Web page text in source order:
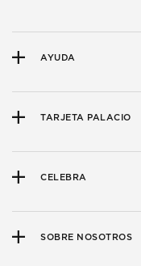
AYUDA
TARJETA PALACIO
CELEBRA
SOBRE NOSOTROS